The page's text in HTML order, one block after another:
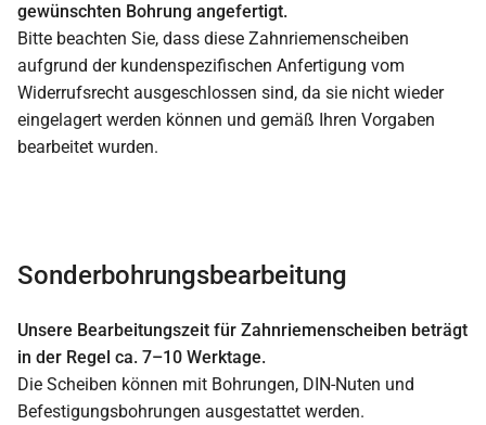
gewünschten Bohrung angefertigt.
Bitte beachten Sie, dass diese Zahnriemenscheiben
aufgrund der kundenspezifischen Anfertigung vom
Widerrufsrecht ausgeschlossen sind, da sie nicht wieder
eingelagert werden können und gemäß Ihren Vorgaben
bearbeitet wurden.
Sonderbohrungsbearbeitung
Unsere Bearbeitungszeit für Zahnriemenscheiben beträgt
in der Regel ca. 7–10 Werktage.
Die Scheiben können mit Bohrungen, DIN-Nuten und
Befestigungsbohrungen ausgestattet werden.